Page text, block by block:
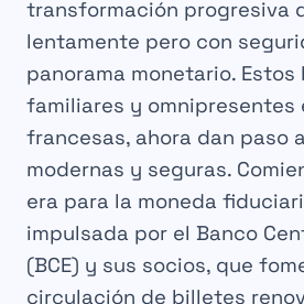
transformación progresiva
lentamente pero con
panorama monetario. Estos
familiares y omnipresentes
francesas, ahora dan paso
modernas y seguras.
era para la moneda
impulsada por el Banco
(BCE) y sus socios, que
circulación de billetes